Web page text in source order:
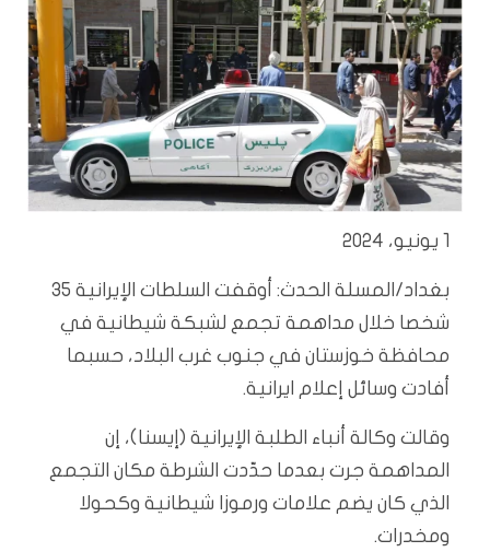
1 يونيو، 2024
بغداد/المسلة الحدث: أوقفت السلطات الإيرانية 35
شخصا خلال مداهمة تجمع لشبكة شيطانية في
محافظة خوزستان في جنوب غرب البلاد، حسبما
أفادت وسائل إعلام ايرانية.
وقالت وكالة أنباء الطلبة الإيرانية (إيسنا)، إن
المداهمة جرت بعدما حدّدت الشرطة مكان التجمع
الذي كان يضم علامات ورموزا شيطانية وكحولا
ومخدرات.